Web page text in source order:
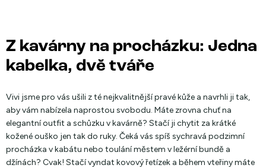
Z kavárny na procházku: Jedna
kabelka, dvě tváře
Vivi jsme pro vás ušili z té nejkvalitnější pravé kůže a navrhli ji tak,
aby vám nabízela naprostou svobodu. Máte zrovna chuť na
elegantní outfit a schůzku v kavárně? Stačí ji chytit za krátké
kožené ouško jen tak do ruky. Čeká vás spíš sychravá podzimní
procházka v kabátu nebo toulání městem v ležérní bundě a
džínách? Cvak! Stačí vyndat kovový řetízek a během vteřiny máte